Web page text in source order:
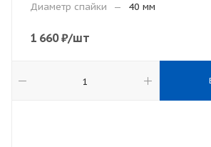
Диаметр спайки
— 40 мм
1 660₽/шт